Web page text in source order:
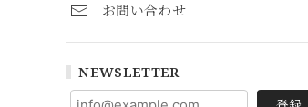
お問い合わせ
NEWSLETTER